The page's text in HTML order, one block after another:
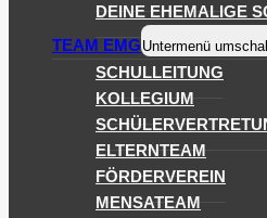
DEINE EHEMALIGE
TEAM EMG Untermenü
SCHULLEITUNG
KOLLEGIUM
ELTERNTEAM
FÖRDERVEREIN
MENSATEAM